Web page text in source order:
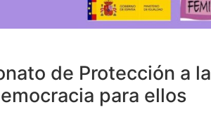
de Protección a la
para ellos